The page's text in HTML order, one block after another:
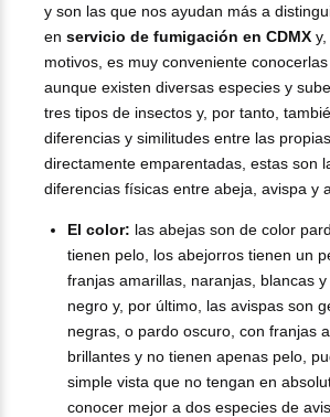
y son las que nos ayudan más a
en servicio de fumigación en CDMX
motivos, es muy conveniente conocerlas
aunque existen diversas especies y
tres tipos de insectos y, por tanto,
diferencias y similitudes entre las
directamente emparentadas, estas son
diferencias físicas entre abeja, avispa y
El color: las abejas son de color
tienen pelo, los abejorros tienen un
franjas amarillas, naranjas, blancas
negro y, por último, las avispas son
negras, o pardo oscuro, con franjas
brillantes y no tienen apenas pelo,
simple vista que no tengan en
conocer mejor a dos especies de